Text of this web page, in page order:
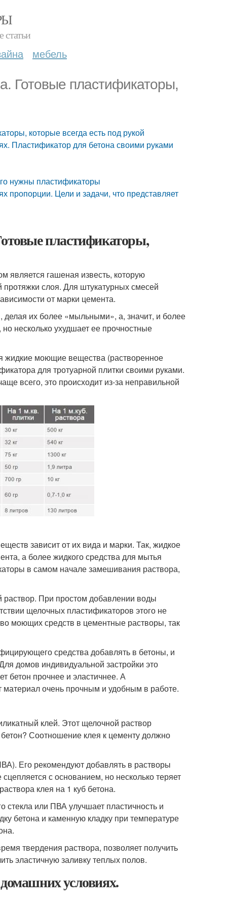
статьи
мебель
Готовые пластификаторы,
которые всегда есть под рукой
Пластификатор для бетона своими руками
нужны пластификаторы
пропорции. Цели и задачи, что представляет
пластификаторы,
является гашеная известь, которую
слоя. Для штукатурных смесей
от марки цемента.
их более «мыльными», а, значит, и более
несколько ухудшает ее прочностные
жидкие моющие вещества (растворенное
для тротуарной плитки своими руками.
всего, это происходит из-за неправильной
зависит от их вида и марки. Так, жидкое
а более жидкого средства для мытья
в самом начале замешивания раствора,
При простом добавлении воды
щелочных пластификаторов этого не
моющих средств в цементные растворы, так
средства добавлять в бетоны, и
домов индивидуальной застройки это
бетон прочнее и эластичнее. А
очень прочным и удобным в работе.
клей. Этот щелочной раствор
Соотношение клея к цементу должно
Его рекомендуют добавлять в растворы
с основанием, но несколько теряет
клея на 1 куб бетона.
или ПВА улучшает пластичность и
бетона и каменную кладку при температуре
твердения раствора, позволяет получить
эластичную заливку теплых полов.
условиях.